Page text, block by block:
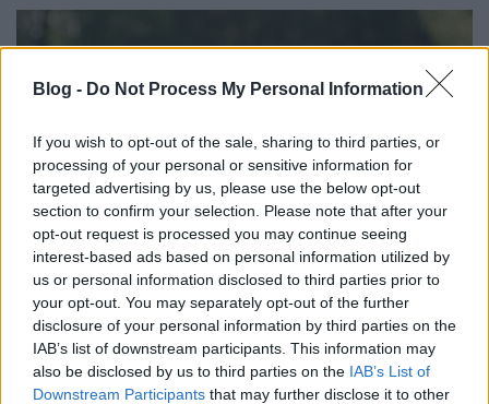
Blog - Do Not Process My Personal Information
If you wish to opt-out of the sale, sharing to third parties, or
processing of your personal or sensitive information for
targeted advertising by us, please use the below opt-out
section to confirm your selection. Please note that after your
opt-out request is processed you may continue seeing
interest-based ads based on personal information utilized by
us or personal information disclosed to third parties prior to
your opt-out. You may separately opt-out of the further
disclosure of your personal information by third parties on the
IAB’s list of downstream participants. This information may
also be disclosed by us to third parties on the IAB’s List of
Downstream Participants that may further disclose it to other
Spirál - Körbe-körbe
filmvilág•2021. június 01.